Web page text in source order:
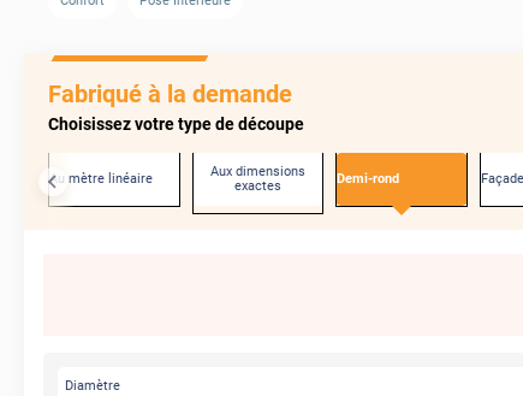
Fabriqué à la demande
Choisissez votre type de découpe
Au mètre linéaire
Aux dimensions
exactes
Demi-rond
Diamètre